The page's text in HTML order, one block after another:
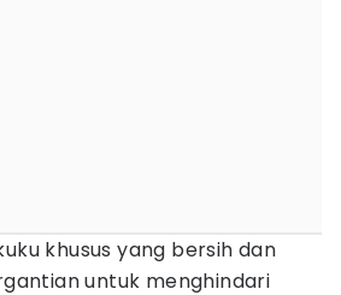
khusus yang bersih dan
untuk menghindari